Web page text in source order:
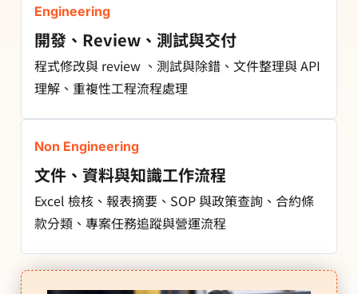
Engineering
開發、Review、測試與交付
程式修改與 review 、測試與除錯、文件整理與 API
理解、重複性工程流程處理
Non Engineering
文件、資料與知識工作流程
Excel 檢核、報表摘要、SOP 與政策查詢、合約條
款分類、專案任務追蹤與營運流程